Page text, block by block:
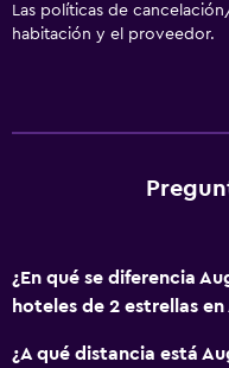
Las políticas de
habitación y el proveedor.
¿En qué se diferencia
hoteles de 2 estrellas en
¿A qué distancia está